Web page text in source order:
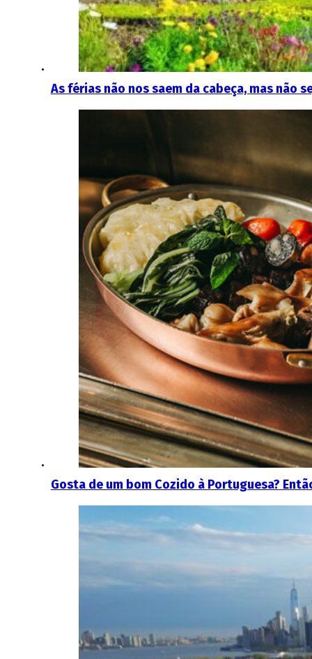
As férias não nos saem da cabeça, mas não
Gosta de um bom Cozido à Portuguesa?